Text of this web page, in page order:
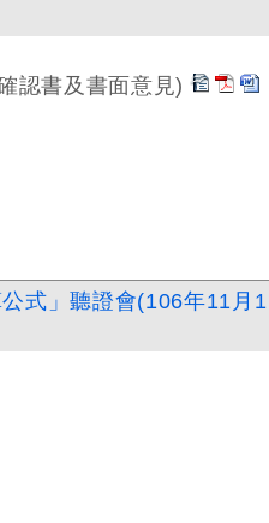
認書及書面意見)
式」聽證會(106年11月